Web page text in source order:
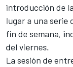
introducción de
lugar a una serie
fin de semana,
del viernes.
La sesión de